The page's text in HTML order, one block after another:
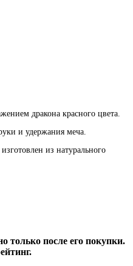
дракона красного цвета.
и удержания меча.
из натурального
только после его покупки.